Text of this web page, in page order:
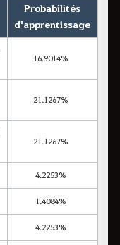
Probabilités
d'apprentissage
16.9014%
21.1267%
21.1267%
4.2253%
1.4084%
4.2253%